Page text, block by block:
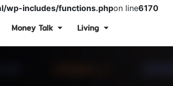
wp-includes/functions.phpon line6170
Money Talk Living